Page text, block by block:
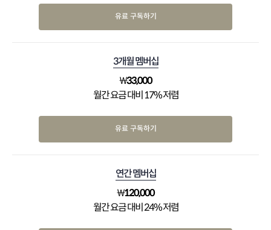
유료 구독하기
3개월 멤버십
₩33,000
월간 요금 대비 17% 저렴
유료 구독하기
연간 멤버십
₩120,000
월간 요금 대비 24% 저렴